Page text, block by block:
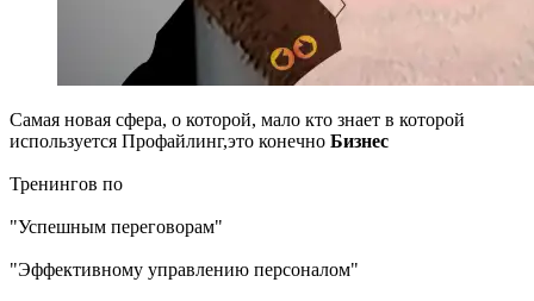
Самая новая сфера, о которой, мало кто знает в которой
используется Профайлинг,это конечно Бизнес
Тренингов по
"Успешным переговорам"
"Эффективному управлению персоналом"